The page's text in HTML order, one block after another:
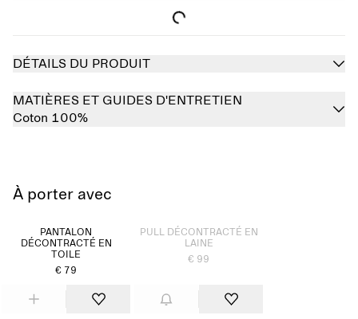
DÉTAILS DU PRODUIT
MATIÈRES ET GUIDES D'ENTRETIEN
Coton 100%
À porter avec
PANTALON
DÉCONTRACTÉ EN
TOILE
€ 79
PULL DÉCONTRACTÉ EN
LAINE
€ 99